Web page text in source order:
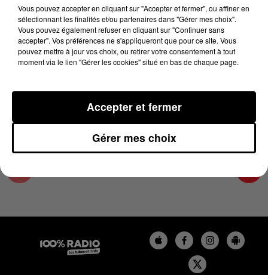
13 juin 2025 - 1 min 24 sec
L'AGENDA DE TOULOUSE DU 13/06/2025 À
09H59
L'agenda de Toulouse
Vous pouvez accepter en cliquant sur "Accepter et fermer", ou affiner en
sélectionnant les finalités et/ou partenaires dans "Gérer mes choix".
Vous pouvez également refuser en cliquant sur "Continuer sans
accepter". Vos préférences ne s'appliqueront que pour ce site. Vous
pouvez mettre à jour vos choix, ou retirer votre consentement à tout
moment via le lien "Gérer les cookies" situé en bas de chaque page.
Gérer mes choix
Accepter et fermer